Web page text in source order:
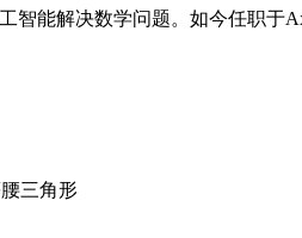
智能解决数学问题。如今任职于
三角形